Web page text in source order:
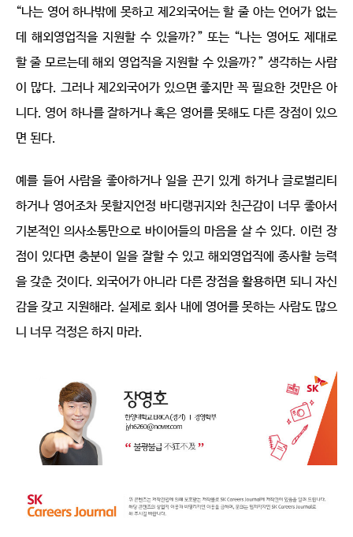
“나는 영어 하나밖에 못하고 제2외국어는 할 줄 아는 언어가 없는
데 해외영업직을 지원할 수 있을까?” 또는 “나는 영어도 제대로
할 줄 모르는데 해외 영업직을 지원할 수 있을까?” 생각하는 사람
이 많다. 그러나 제2외국어가 있으면 좋지만 꼭 필요한 것만은 아
니다. 영어 하나를 잘하거나 혹은 영어를 못해도 다른 장점이 있으
면 된다.
예를 들어 사람을 좋아하거나 일을 끈기 있게 하거나 글로벌리티
하거나 영어조차 못할지언정 바디랭귀지와 친근감이 너무 좋아서
기본적인 의사소통만으로 바이어들의 마음을 살 수 있다. 이런 장
점이 있다면 충분이 일을 잘할 수 있고 해외영업직에 종사할 능력
을 갖춘 것이다. 외국어가 아니라 다른 장점을 활용하면 되니 자신
감을 갖고 지원해라. 실제로 회사 내에 영어를 못하는 사람도 많으
니 너무 걱정은 하지 마라.